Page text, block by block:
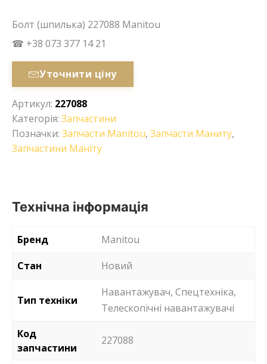
Болт (шпилька) 227088 Manitou
☎ +38 073 377 14 21
Уточнити ціну
Артикул: 227088
Категорія: Запчастини
Позначки: Запчасти Manitou, Запчасти Маниту,
Запчастини Маніту
Технічна інформація
Бренд
Manitou
Стан
Новий
Тип техніки
Навантажувач, Спецтехніка,
Телескопічні навантажувачі
Код
запчастини
227088